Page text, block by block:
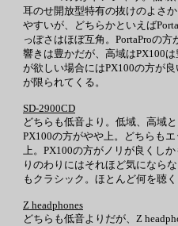
耳のせ開放型特有の抜けのよさ
やすいが、どちらかといえば
っぽさはほぼ互角。PortaProの
響きは豊かだが、高域はPX100
が欲しい場合にはPX100の方が
が限られてくる。
SD-2900CD
どちらも低音より。低域、高域
PX100の方がやや上。どちらも
上。PX100の方がノリが良くし
りのわりにはそれほど気になら
もクラシック。ほとんど何を聴
Z headphones
どちらも低音よりだが、Z